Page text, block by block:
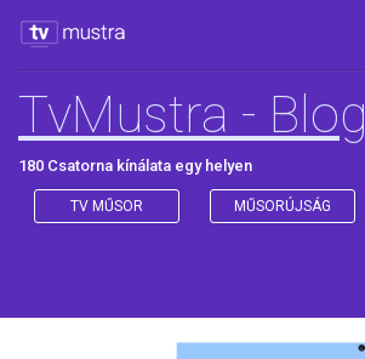
TvMustra - Blog
180 Csatorna kínálata egy helyen
TV MŰSOR MŰSORÚJSÁG